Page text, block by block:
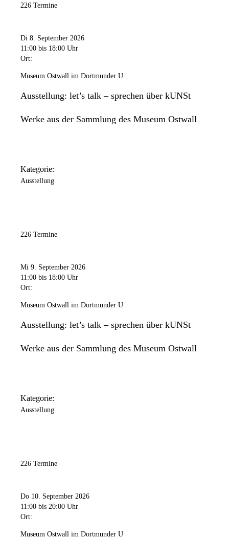
226 Termine
Di 8. September 2026
11:00 bis 18:00 Uhr
Ort:
Museum Ostwall im Dortmunder U
Ausstellung: let’s talk – sprechen über kUNSt
Werke aus der Sammlung des Museum Ostwall
Kategorie:
Ausstellung
226 Termine
Mi 9. September 2026
11:00 bis 18:00 Uhr
Ort:
Museum Ostwall im Dortmunder U
Ausstellung: let’s talk – sprechen über kUNSt
Werke aus der Sammlung des Museum Ostwall
Kategorie:
Ausstellung
226 Termine
Do 10. September 2026
11:00 bis 20:00 Uhr
Ort:
Museum Ostwall im Dortmunder U